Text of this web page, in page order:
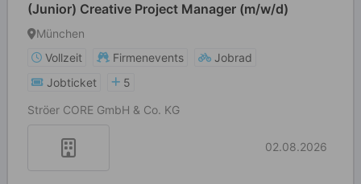
(Junior) Creative Project Manager (m/w/d)
München
Vollzeit
Firmenevents
Jobrad
Jobticket
5
Ströer CORE GmbH & Co. KG
02.08.2026